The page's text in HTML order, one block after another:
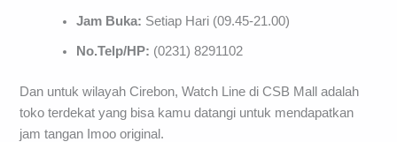
Jam Buka: Setiap Hari (09.45-21.00)
No.Telp/HP: (0231) 8291102
Dan untuk wilayah Cirebon, Watch Line di CSB Mall adalah
toko terdekat yang bisa kamu datangi untuk mendapatkan
jam tangan Imoo original.